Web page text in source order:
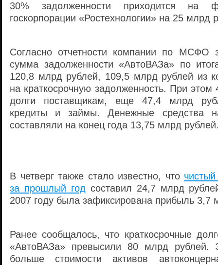
30% задолженности приходится на
госкорпорации «Ростехнологии» на 25 млрд
Согласно отчетности компании по МСФО
сумма задолженности «АвтоВАЗа» по
120,8 млрд рублей, 109,5 млрд рублей из
на краткосрочную задолженность. При
долги поставщикам, еще 47,4 млрд
кредиты и займы. Денежные средства
составляли на конец года 13,75 млрд
В четверг также стало известно, что
за прошлый год составил 24,7 млрд
2007 году была зафиксирована прибыль 3,7
Ранее сообщалось, что краткосрочные
«АвтоВАЗа» превысили 80 млрд рублей.
больше стоимости активов